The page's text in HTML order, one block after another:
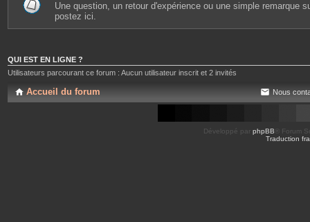
Une question, un retour d'expérience ou une simple remarque
postez ici.
QUI EST EN LIGNE ?
Utilisateurs parcourant ce forum : Aucun utilisateur inscrit et 2 invités
Accueil du forum Nous
Développé par phpBB ® Forum
Traduction